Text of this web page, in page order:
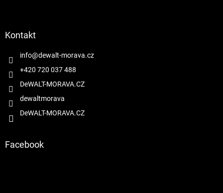
Kontakt
info@dewalt-morava.cz
+420 720 037 488
DeWALT-MORAVA.CZ
dewaltmorava
DeWALT-MORAVA.CZ
Facebook